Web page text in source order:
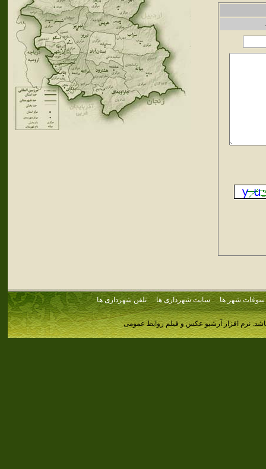
سوغات شهر ها سایت شهرداری ها تلفن شهرداری ها
نرم افزار آرشیو عکس و فیلم روابط عمومی